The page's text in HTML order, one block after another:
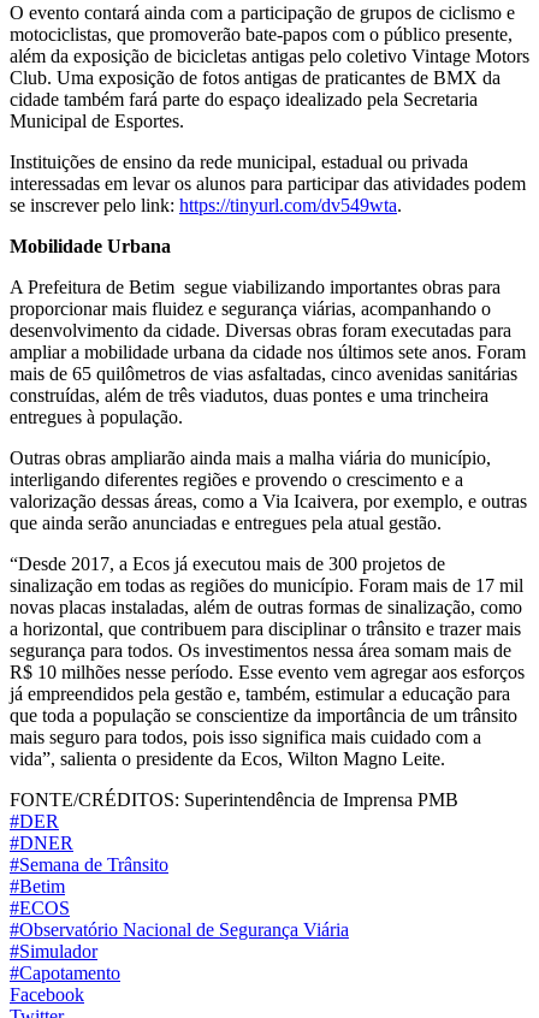
O evento contará ainda com a participação de grupos de ciclismo e
motociclistas, que promoverão bate-papos com o público presente,
além da exposição de bicicletas antigas pelo coletivo Vintage Motors
Club. Uma exposição de fotos antigas de praticantes de BMX da
cidade também fará parte do espaço idealizado pela Secretaria
Municipal de Esportes.
Instituições de ensino da rede municipal, estadual ou privada
interessadas em levar os alunos para participar das atividades podem
se inscrever pelo link: https://tinyurl.com/dv549wta.
Mobilidade Urbana
A Prefeitura de Betim segue viabilizando importantes obras para
proporcionar mais fluidez e segurança viárias, acompanhando o
desenvolvimento da cidade. Diversas obras foram executadas para
ampliar a mobilidade urbana da cidade nos últimos sete anos. Foram
mais de 65 quilômetros de vias asfaltadas, cinco avenidas sanitárias
construídas, além de três viadutos, duas pontes e uma trincheira
entregues à população.
Outras obras ampliarão ainda mais a malha viária do município,
interligando diferentes regiões e provendo o crescimento e a
valorização dessas áreas, como a Via Icaivera, por exemplo, e outras
que ainda serão anunciadas e entregues pela atual gestão.
“Desde 2017, a Ecos já executou mais de 300 projetos de
sinalização em todas as regiões do município. Foram mais de 17 mil
novas placas instaladas, além de outras formas de sinalização, como
a horizontal, que contribuem para disciplinar o trânsito e trazer mais
segurança para todos. Os investimentos nessa área somam mais de
R$ 10 milhões nesse período. Esse evento vem agregar aos esforços
já empreendidos pela gestão e, também, estimular a educação para
que toda a população se conscientize da importância de um trânsito
mais seguro para todos, pois isso significa mais cuidado com a
vida”, salienta o presidente da Ecos, Wilton Magno Leite.
FONTE/CRÉDITOS: Superintendência de Imprensa PMB
#DER
#DNER
#Semana de Trânsito
#Betim
#ECOS
#Observatório Nacional de Segurança Viária
#Simulador
#Capotamento
Facebook